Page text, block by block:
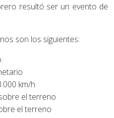
resultó ser un evento de
son los siguientes:
km/h
el terreno
el terreno